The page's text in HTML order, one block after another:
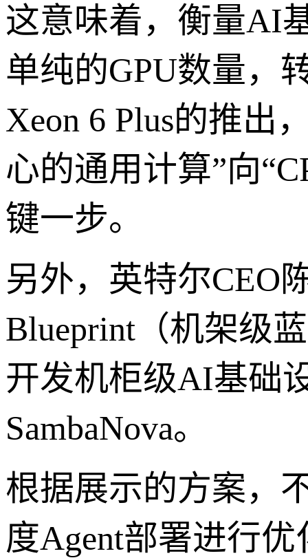
这意味着，衡量AI
单纯的GPU数量，
Xeon 6 Plus的推出
心的通用计算”向
键一步。
另外，英特尔CEO
Blueprint（机架级
开发机柜级AI基础
SambaNova。
根据展示的方案，
度Agent部署进行